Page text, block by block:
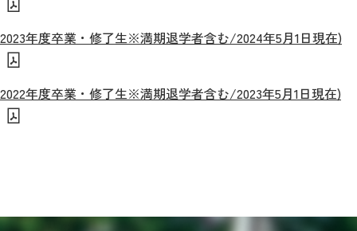
2023年度卒業・修了生※満期退学者含む/2024年5月1日現在)
2022年度卒業・修了生※満期退学者含む/2023年5月1日現在)